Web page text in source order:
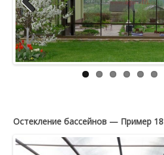
Previous
Остекление бассейнов — Пример 18